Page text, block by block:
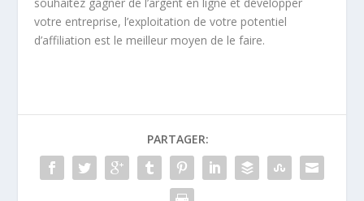
votre entreprise, l’exploitation de votre potentiel
d’affiliation est le meilleur moyen de le faire.
PARTAGER: